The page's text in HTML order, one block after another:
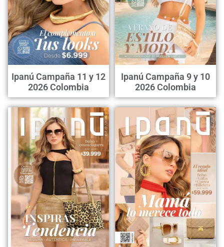
Ipanú Campaña 11 y 12
2026 Colombia
Ipanú Campaña 9 y 10
2026 Colombia